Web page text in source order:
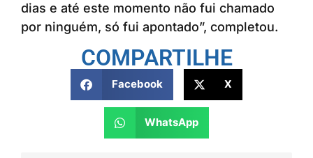
dias e até este momento não fui chamado
por ninguém, só fui apontado”, completou.
COMPARTILHE
Facebook X
WhatsApp